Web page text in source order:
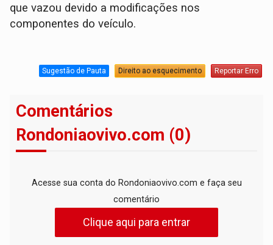
que vazou devido a modificações nos
componentes do veículo.
Sugestão de Pauta Direito ao esquecimento Reportar Erro
Comentários
Rondoniaovivo.com (0)
Acesse sua conta do Rondoniaovivo.com e faça seu
comentário
Clique aqui para entrar